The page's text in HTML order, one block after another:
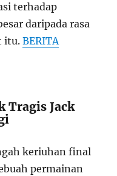
terhadap
daripada rasa
itu.BERITA
Tragis Jack
keriuhan final
permainan